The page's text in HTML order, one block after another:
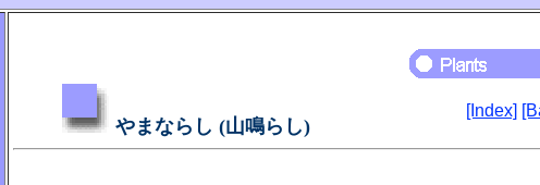
やまならし (山鳴らし)
[Index]